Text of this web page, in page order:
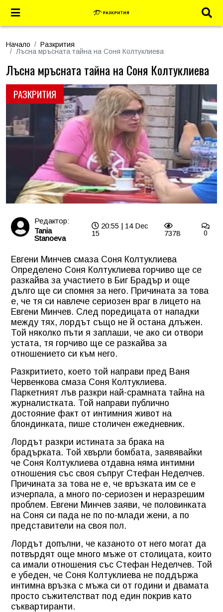
Начало
Разкрития
Лъсна мръсната тайна на Соня Колтуклиева
РАЗКРИТИЯ
Лъсна мръсната тайна на Соня Колтуклиева
Редактор:
Tania
Stanoeva
20:55 | 14 Dec
15
7378 0
Евгени Минчев смаза Соня Колтуклиева
Определено Соня Колтуклиева горчиво ще се
разкайва за участието в Биг Брадър и още
дълго ще си спомня за него. Причината за това
е, че тя си навлече сериозен враг в лицето на
Евгени Минчев. След поредицата от нападки
между тях, лордът също не й остана длъжен.
Той няколко пъти я заплаши, че ако си отвори
устата, тя горчиво ще се разкайва за
отношението си към него.
Разкритието, което той направи пред Ваня
Червенкова смаза Соня Колтуклиева.
Паркетният лъв разкри най-срамната тайна на
журналистката. Той направи публично
достояние факт от интимния живот на
блондинката, пише столичен ежедневник.
Лордът разкри истината за брака на
брадърката. Той хвърли бомбата, заявявайки
че Соня Колтуклиева отдавна няма интимни
отношения със своя съпруг Стефан Неделчев.
Причината за това не е, че връзката им се е
изчерпала, а много по-сериозен и неразрешим
проблем. Евгени Минчев заяви, че половинката
на Соня си пада не по по-млади жени, а по
представители на своя пол.
Лордът допълни, че казаното от него могат да
потвърдят още много мъже от столицата, които
са имали отношения със Стефан Неделчев. Той
е убеден, че Соня Колтуклиева не поддържа
интимна връзка с мъжа си от години и двамата
просто съжителстват под един покрив като
съквартиранти.